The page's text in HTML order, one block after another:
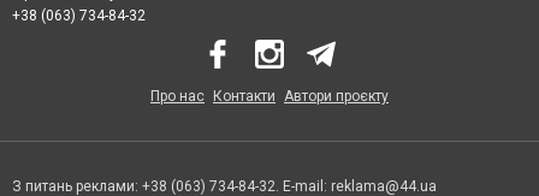
+38 (063) 734-84-32
Про нас Контакти Автори проєкту
З питань реклами: +38 (063) 734-84-32. E-mail: reklama@44.ua